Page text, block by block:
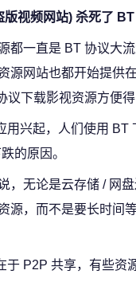
版视频网站) 杀死了
都一直是 BT 协议大
源网站也都开始提供
议下载影视资源方便
用兴起，人们使用
的原因。
，无论是云存储 / 网
源，而不是要长时间
于 P2P 共享，有些